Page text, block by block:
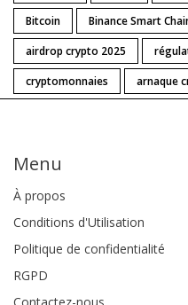
Bitcoin
Binance Smart
airdrop crypto 2025
cryptomonnaies
arnaque
Menu
À propos
Conditions d'Utilisation
Politique de confidentialité
RGPD